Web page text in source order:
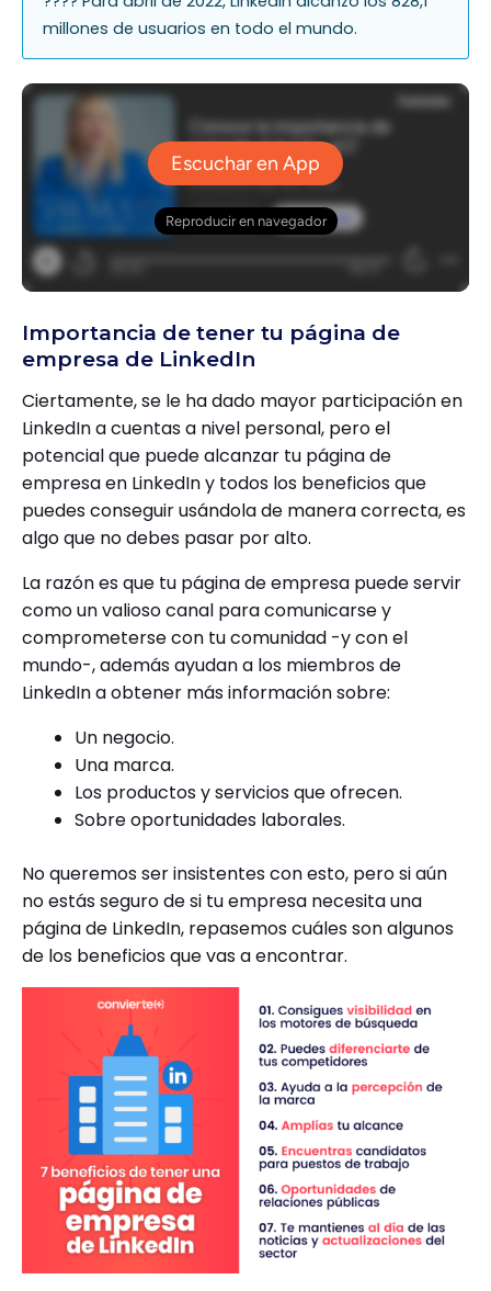
millones de usuarios en todo el mundo.
Importancia de tener tu página de
empresa de LinkedIn
Ciertamente, se le ha dado mayor participación en
LinkedIn a cuentas a nivel personal, pero el
potencial que puede alcanzar tu página de
empresa en LinkedIn y todos los beneficios que
puedes conseguir usándola de manera correcta, es
algo que no debes pasar por alto.
La razón es que tu página de empresa puede servir
como un valioso canal para comunicarse y
comprometerse con tu comunidad -y con el
mundo-, además ayudan a los miembros de
LinkedIn a obtener más información sobre:
Un negocio.
Una marca.
Los productos y servicios que ofrecen.
Sobre oportunidades laborales.
No queremos ser insistentes con esto, pero si aún
no estás seguro de si tu empresa necesita una
página de LinkedIn, repasemos cuáles son algunos
de los beneficios que vas a encontrar.